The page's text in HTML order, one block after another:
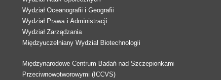
Wydział Oceanografii i Geografii
Wydział Prawa i Administracji
Wydział Zarządzania
Międzyuczelniany Wydział Biotechnologii
Międzynarodowe Centrum Badań nad Szczepionkami
Przeciwnowotworowymi (ICCVS)